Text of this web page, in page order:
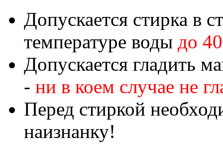
Допускается стирка в
температуре воды до
Допускается гладить
- ни в коем случае не
Перед стиркой
наизнанку!